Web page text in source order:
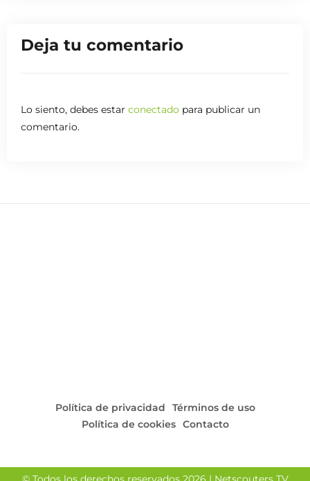
constante, con ambas escuadras mostrando su
destreza y determinación en cada jugada. Cada avance
en el marcador.
Deja tu comentario
Lo siento, debes estar conectado para publicar un
comentario.
Política de privacidad
Términos de uso
Política de cookies Contacto